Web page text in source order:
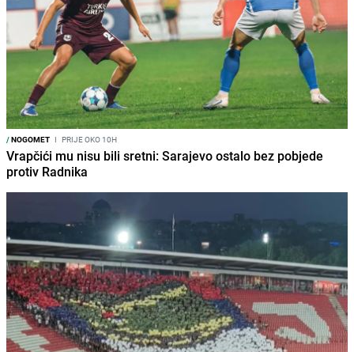
/NOGOMET I PRIJE OKO 10H
Vrapčići mu nisu bili sretni: Sarajevo ostalo bez pobjede
protiv Radnika